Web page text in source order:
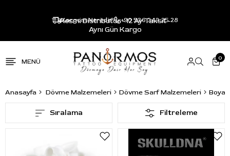
Resmi Distribütör - 12 Ay Taksit -
Aynı Gün Kargo
Kargom Nerede? +90 536 343 25 28
0
Anasayfa Dövme Malzemeleri Dövme Sarf Malzemeleri Boya
Filtreleme
Sıralama